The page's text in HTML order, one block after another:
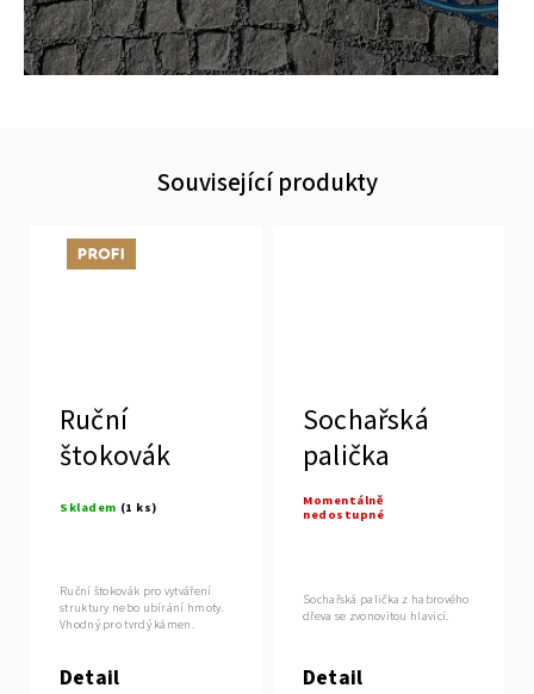
Související produkty
Tip
Ruční
štokovák
Skladem (1 ks)
Detail
Ruční štokovák pro vytváření
struktury nebo ubírání hmoty.
Vhodný pro tvrdý kámen.
Sochařská
palička
Momentálně
nedostupné
Detail
Sochařská palička z habrového
dřeva se zvonovitou hlavicí.